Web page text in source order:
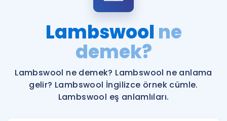
Şifremi Hatırlamıyorum
bekliyor!
Katılımcı Görüşleri
Faydalı Araçlar
Ücretsiz Kaynaklar
İngilizce Gramer
Lambswoolne
demek?
Lambswool ne demek? Lambswool ne anlama
gelir? Lambswool İngilizce örnek cümle.
Lambswool eş anlamlıları.